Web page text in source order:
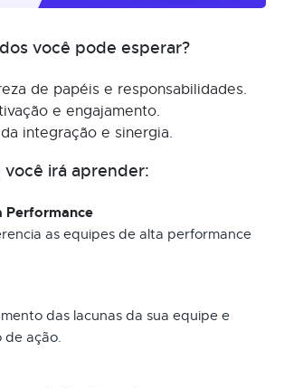
você pode esperar?
de papéis e responsabilidades.
e engajamento.
integração e sinergia.
você irá aprender:
Performance
as equipes de alta performance
das lacunas da sua equipe e
de ação.